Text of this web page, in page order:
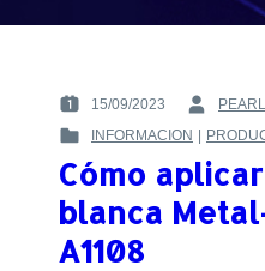
POSTED
ON
15/09/2023
BY
:
POSTED
IN
INFORMACION |
Cómo
blanca
A1108